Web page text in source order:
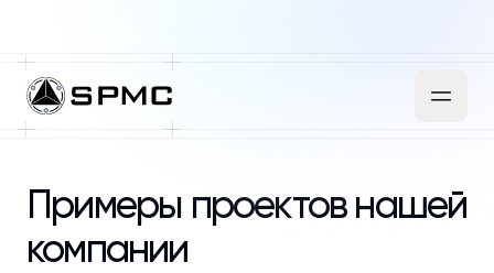
Примеры проектов нашей
компании